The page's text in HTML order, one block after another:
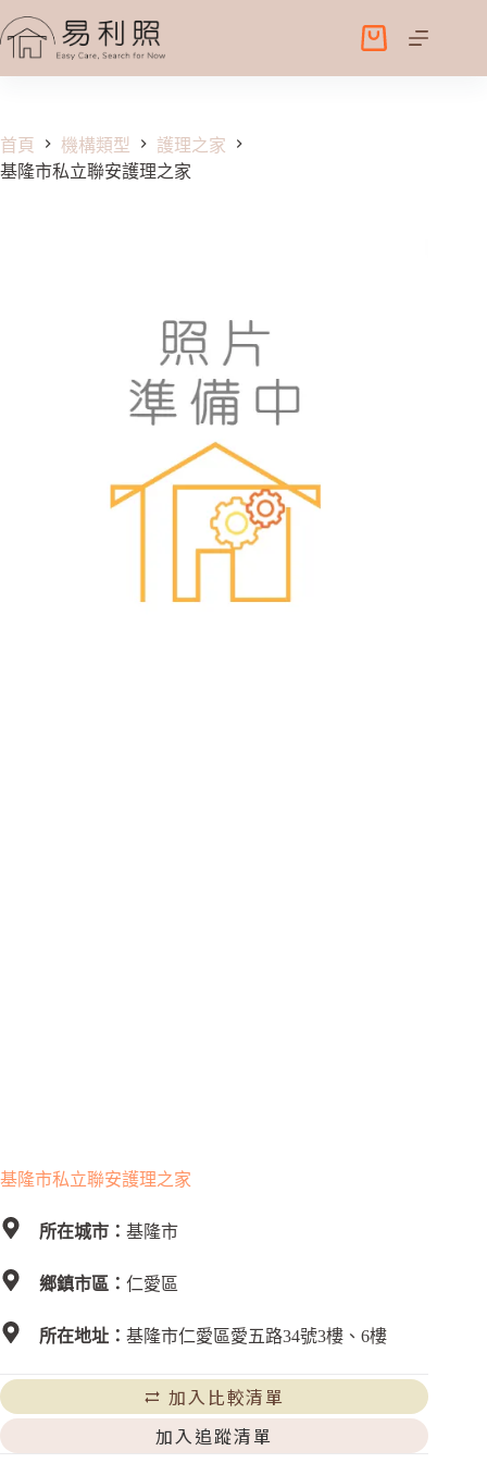
至
容
購
物
首頁 機構類型
護理之家
基隆市私立聯安護理之家
基隆市私立聯安護理之家
所在城市： 基隆市
鄉鎮市區： 仁愛區
所在地址： 基隆市仁愛區愛五路34號3樓、6樓
加入比較清單
加入追蹤清單